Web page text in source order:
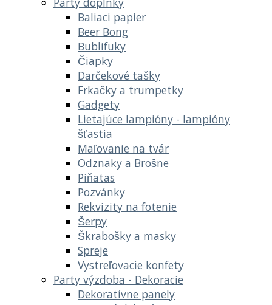
Baliaci papier
Beer Bong
Bublifuky
Čiapky
Darčekové tašky
Frkačky a trumpetky
Gadgety
Lietajúce lampióny - lampióny
šťastia
Maľovanie na tvár
Odznaky a Brošne
Piňatas
Pozvánky
Rekvizity na fotenie
Šerpy
Škrabošky a masky
Spreje
Vystreľovacie konfety
Party výzdoba - Dekoracie
Dekoratívne panely